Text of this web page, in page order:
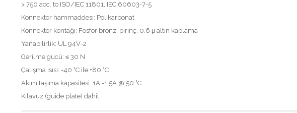
> 750 acc. to ISO/IEC 11801, IEC 60603-7-5
Konnektör hammaddesi: Polikarbonat
Konnektör kontağı: Fosfor bronz, pirinç, 0.6 μ altın kaplama
Yanabilirlik: UL 94V-2
Gerilme gücü: ≤ 30 N
Çalışma Isısı: -40 °C ile +80 °C
Akım taşıma kapasitesi: 1A -1.5A @ 50 °C
Kılavuz (guide plate) dahil